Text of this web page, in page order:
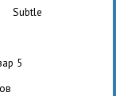
Subtle
5